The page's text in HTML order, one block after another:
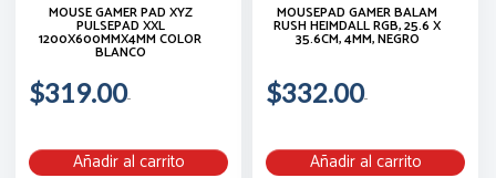
MOUSE GAMER PAD XYZ
PULSEPAD XXL
1200X600MMX4MM COLOR
BLANCO
$319.00
Añadir al carrito
MOUSEPAD GAMER BALAM
RUSH HEIMDALL RGB, 25.6 X
35.6CM, 4MM, NEGRO
$332.00
Añadir al carrito